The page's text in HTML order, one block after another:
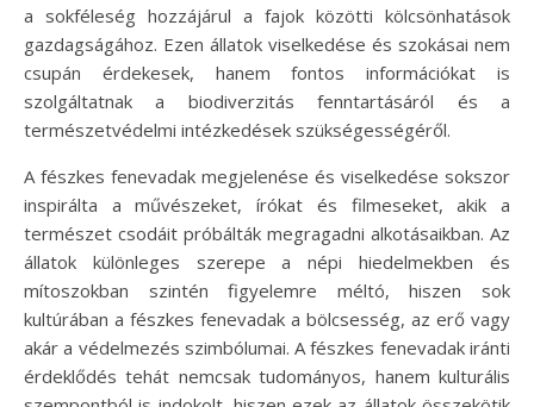
a sokféleség hozzájárul a fajok közötti kölcsönhatások
gazdagságához. Ezen állatok viselkedése és szokásai nem
csupán érdekesek, hanem fontos információkat is
szolgáltatnak a biodiverzitás fenntartásáról és a
természetvédelmi intézkedések szükségességéről.
A fészkes fenevadak megjelenése és viselkedése sokszor
inspirálta a művészeket, írókat és filmeseket, akik a
természet csodáit próbálták megragadni alkotásaikban. Az
állatok különleges szerepe a népi hiedelmekben és
mítoszokban szintén figyelemre méltó, hiszen sok
kultúrában a fészkes fenevadak a bölcsesség, az erő vagy
akár a védelmezés szimbólumai. A fészkes fenevadak iránti
érdeklődés tehát nemcsak tudományos, hanem kulturális